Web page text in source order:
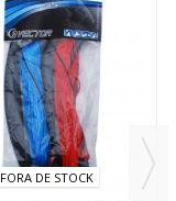
FORA DE STOCK